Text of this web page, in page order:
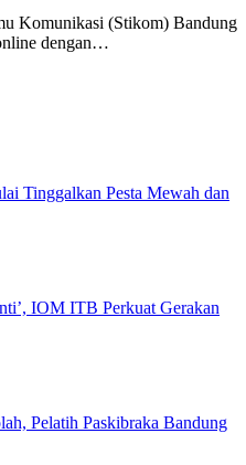
Komunikasi (Stikom) Bandung
dengan…
Tinggalkan Pesta Mewah dan
IOM ITB Perkuat Gerakan
Pelatih Paskibraka Bandung